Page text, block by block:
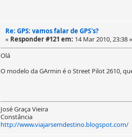
Re: GPS: vamos falar de GPS's?
« Responder #121 em: 14 Mar 2010, 23:38 »
Olá
O modelo da GArmin é o Street Pilot 2610,
José Graça Vieira
Constância
http://www.viajarsemdestino.blogspot.com/